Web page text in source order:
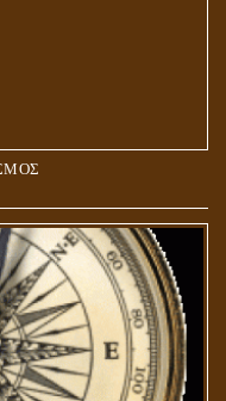
ΔΥΟ ΔΙΑΦΟΡΕΤΙΚΕΣ